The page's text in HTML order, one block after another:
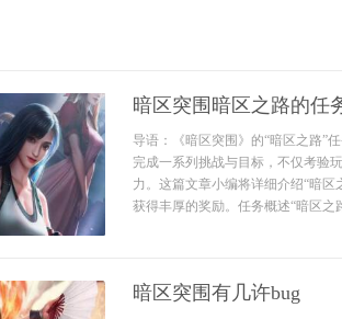
暗区突围暗区之路的任
导语：《暗区突围》的“暗区之路”
完成一系列挑战与目标，不仅考验
力。这篇文章小编将详细介绍“暗
获得丰厚的奖励。任务概述“暗区之
暗区突围有几许bug